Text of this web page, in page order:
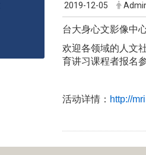
2019-12-05
台大身心文影像中
欢迎各领域的人文
育讲习课程者报名
活动详情 ： http://